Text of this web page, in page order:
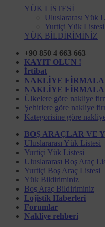
YÜK LİSTESİ
Uluslararası Yük
Yurtiçi Yük Listesi
YÜK BİLDİRİMİNİZ
+90 850 4 663 663
KAYIT OLUN !
İrtibat
NAKLİYE
NAKLİYE
Ülkelere göre nakliye
Şehirlere göre nakliye
Kategorisine göre
BOŞ ARAÇLAR VE
Uluslararası Yük Listesi
Yurtiçi Yük Listesi
Uluslararası Boş Araç
Yurtiçi Boş Araç Listesi
Yük Bildiriminiz
Boş Araç Bildiriminiz
Lojistik Haberleri
Forumlar
Nakliye rehberi